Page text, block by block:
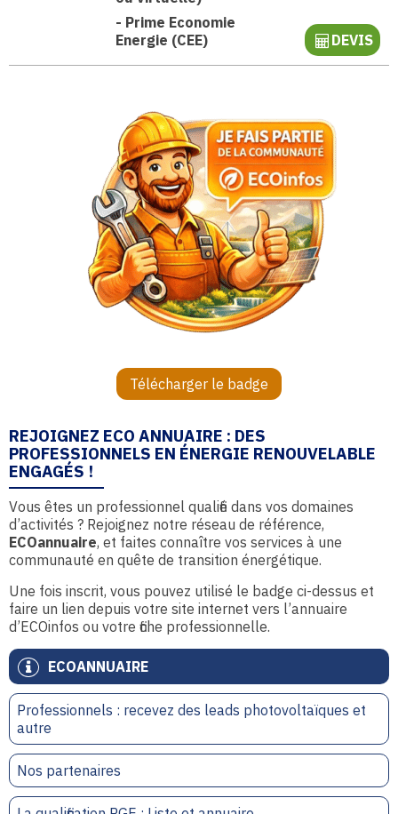
ECOANNUAIRE
Professionnels : recevez des leads photovoltaïques et
autre
Nos partenaires
- Prime Economie
Energie (CEE)
DEVIS
Télécharger le badge
REJOIGNEZ ECO ANNUAIRE : DES
PROFESSIONNELS EN ÉNERGIE RENOUVELABLE
ENGAGÉS !
Vous êtes un professionnel qualifié dans vos domaines
d’activités ? Rejoignez notre réseau de référence,
ECOannuaire, et faites connaître vos services à une
communauté en quête de transition énergétique.
Une fois inscrit, vous pouvez utilisé le badge ci-dessus et
faire un lien depuis votre site internet vers l’annuaire
d’ECOinfos ou votre fiche professionnelle.